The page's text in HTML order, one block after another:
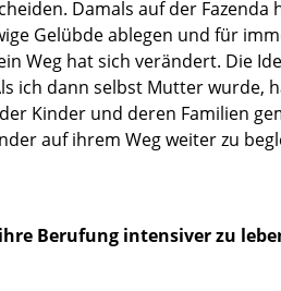
Damals auf der Fazenda
Gelübde ablegen und für
Weg hat sich verändert. Die
ich dann selbst Mutter wurde,
Kinder und deren Familien
auf ihrem Weg weiter zu
Berufung intensiver zu